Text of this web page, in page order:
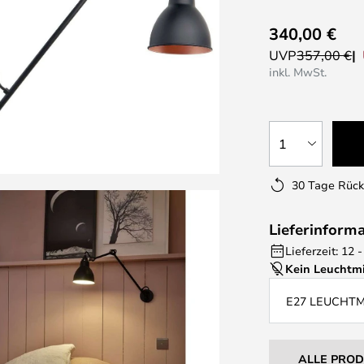
340,00 €
UVP357,00 €
inkl. MwSt.
1
30 Tage
Lieferzeit: 12
Kein
E27
ALLE